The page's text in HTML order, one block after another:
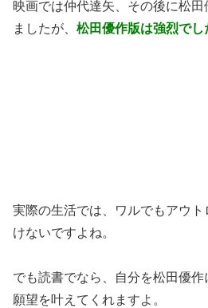
映画では仲代達矢、その後に松田
ましたが、 松田優作版は強烈でし
実際の生活では、ワルでもアウ
けないですよね。
でも読書でなら、自分を松田優
願望を叶えてくれますよ。